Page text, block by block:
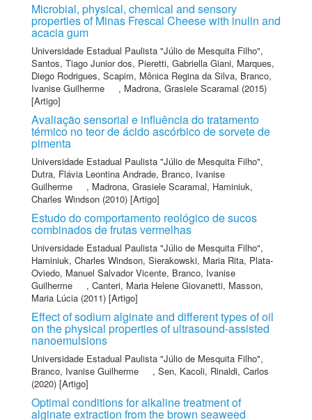
Microbial, physical, chemical and sensory
properties of Minas Frescal Cheese with inulin and
acacia gum
Universidade Estadual Paulista "Júlio de Mesquita Filho",
Santos, Tiago Junior dos, Pieretti, Gabriella Giani, Marques,
Diego Rodrigues, Scapim, Mônica Regina da Silva, Branco,
Ivanise Guilherme
, Madrona, Grasiele Scaramal (2015)
[Artigo]
Avaliação sensorial e influência do tratamento
térmico no teor de ácido ascórbico de sorvete de
pimenta
Universidade Estadual Paulista "Júlio de Mesquita Filho",
Dutra, Flávia Leontina Andrade, Branco, Ivanise
Guilherme
, Madrona, Grasiele Scaramal, Haminiuk,
Charles Windson (2010) [Artigo]
Estudo do comportamento reológico de sucos
combinados de frutas vermelhas
Universidade Estadual Paulista "Júlio de Mesquita Filho",
Haminiuk, Charles Windson, Sierakowski, Maria Rita, Plata-
Oviedo, Manuel Salvador Vicente, Branco, Ivanise
Guilherme
, Canteri, Maria Helene Giovanetti, Masson,
Maria Lúcia (2011) [Artigo]
Effect of sodium alginate and different types of oil
on the physical properties of ultrasound-assisted
nanoemulsions
Universidade Estadual Paulista "Júlio de Mesquita Filho",
Branco, Ivanise Guilherme
, Sen, Kacoli, Rinaldi, Carlos
(2020) [Artigo]
Optimal conditions for alkaline treatment of
alginate extraction from the brown seaweed